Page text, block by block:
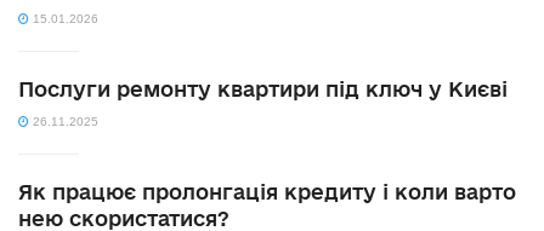
15.01.2026
Послуги ремонту квартири під ключ у Києві
26.11.2025
Як працює пролонгація кредиту і коли варто
нею скористатися?